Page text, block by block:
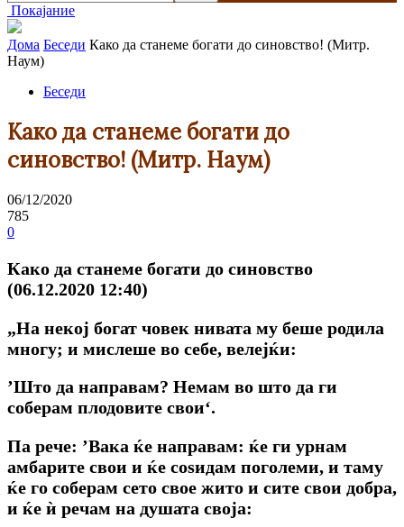
Покајание
Дома Беседи Како да станеме богати до синовство! (Митр.
Наум)
Беседи
Како да станеме богати до
синовство! (Митр. Наум)
06/12/2020
785
0
Како да станеме богати до синовство
(06.12.2020 12:40)
„На некој богат човек нивата му беше родила
многу; и мислеше во себе, велејќи:
’Што да направам? Немам во што да ги
соберам плодовите свои‘.
Па рече: ’Вака ќе направам: ќе ги урнам
амбарите свои и ќе соѕидам поголеми, и таму
ќе го соберам сето свое жито и сите свои добра,
и ќе ѝ речам на душата своја: